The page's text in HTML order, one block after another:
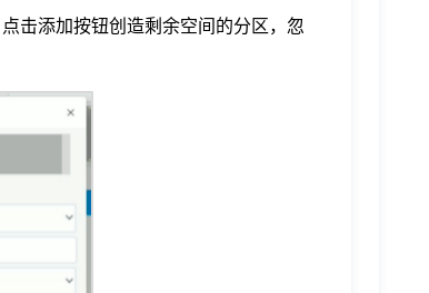
击添加按钮创造剩余空间的分区，忽